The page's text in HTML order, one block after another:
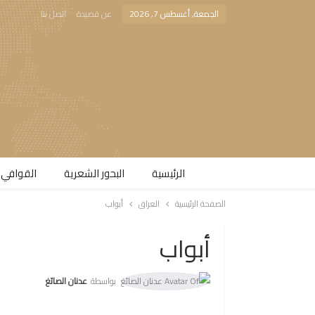
الجمعة, أغسطس 7, 2026 عن قصيدة اتصل بنا
الرئيسية البحور الشعرية​
الصفحة الرئيسية العراق أبواب
أبواب
بواسطة عدنان الصائغ